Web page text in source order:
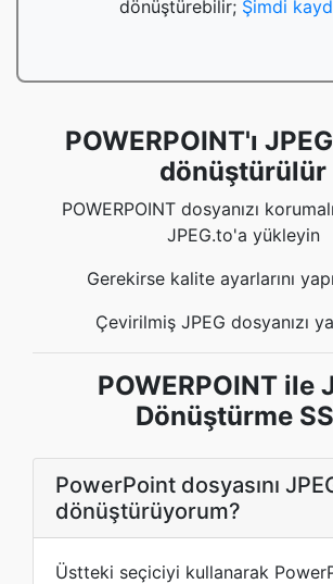
dönüştürebilir; Şimdi
POWERPOINT'ı
dönüştürülür
POWERPOINT dosyanızı
JPEG.to'a yükleyin
Gerekirse kalite ayarlarını
Çevirilmiş JPEG dosyanızı
POWERPOINT ile
Dönüştürme
PowerPoint dosyasını
dönüştürüyorum?
Üstteki seçiciyi kullanarak